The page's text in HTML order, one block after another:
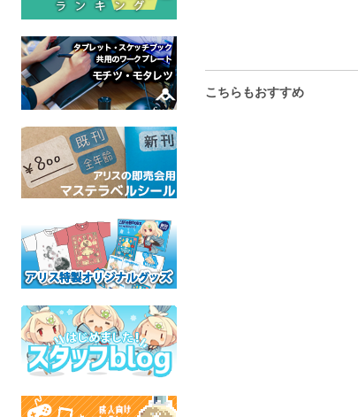
こちらもおすすめ
選ばれなかったものの道
たんぽぽ本舗
ケモノ
聖剣伝説visions of mana